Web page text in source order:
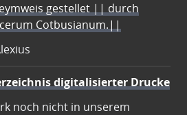
gestellet || durch
Cotbusianum.||
digitalisierter Drucke
noch nicht in unserem